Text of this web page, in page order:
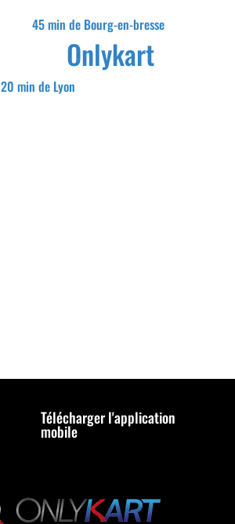
20 min de Lyon
Onlykart
45 min de Bourg-en-bresse
Télécharger l'application
mobile